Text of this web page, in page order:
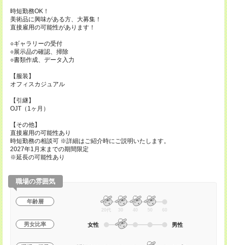
時短勤務OK！
美術品に興味がある方、大募集！
直接雇用の可能性があります！
○ギャラリーの受付
○展示品の確認、掃除
○書類作成、データ入力
【服装】
オフィスカジュアル
【引継】
OJT（1ヶ月）
【その他】
直接雇用の可能性あり
時短勤務の相談可 ※詳細はご紹介時にご説明いたします。
2027年1月末までの期間限定
※延長の可能性あり
職場の雰囲気
年齢層
20代 30 40 50 60
男女比率 女性 男性